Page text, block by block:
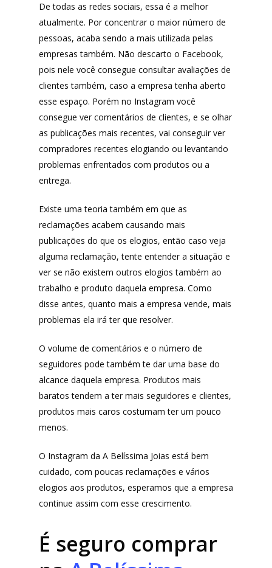
De todas as redes sociais, essa é a melhor
atualmente. Por concentrar o maior número de
pessoas, acaba sendo a mais utilizada pelas
empresas também. Não descarto o Facebook,
pois nele você consegue consultar avaliações de
clientes também, caso a empresa tenha aberto
esse espaço. Porém no Instagram você
consegue ver comentários de clientes, e se olhar
as publicações mais recentes, vai conseguir ver
compradores recentes elogiando ou levantando
problemas enfrentados com produtos ou a
entrega.
Existe uma teoria também em que as
reclamações acabem causando mais
publicações do que os elogios, então caso veja
alguma reclamação, tente entender a situação e
ver se não existem outros elogios também ao
trabalho e produto daquela empresa. Como
disse antes, quanto mais a empresa vende, mais
problemas ela irá ter que resolver.
O volume de comentários e o número de
seguidores pode também te dar uma base do
alcance daquela empresa. Produtos mais
baratos tendem a ter mais seguidores e clientes,
produtos mais caros costumam ter um pouco
menos.
O Instagram da A Belíssima Joias está bem
cuidado, com poucas reclamações e vários
elogios aos produtos, esperamos que a empresa
continue assim com esse crescimento.
É seguro comprar
Laluna Modas